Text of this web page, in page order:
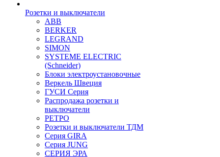
Розетки и выключатели
ABB
BERKER
LEGRAND
SIMON
SYSTEME ELECTRIC
(Schneider)
Блоки электроустановочные
Веркель Швеция
ГУСИ Серия
Распродажа розетки и
выключатели
РЕТРО
Розетки и выключатели ТДМ
Серия GIRA
Серия JUNG
СЕРИЯ ЭРА